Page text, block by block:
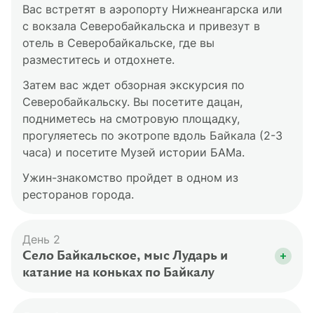
Вас встретят в аэропорту Нижнеангарска или
с вокзала Северобайкальска и привезут в
отель в Северобайкальске, где вы
разместитесь и отдохнете.
Затем вас ждет обзорная экскурсия по
Северобайкальску. Вы посетите дацан,
подниметесь на смотровую площадку,
прогуляетесь по экотропе вдоль Байкала (2-3
часа) и посетите Музей истории БАМа.
Ужин-знакомство пройдет в одном из
ресторанов города.
День 2
Село Байкальское, мыс Лударь и
катание на коньках по Байкалу